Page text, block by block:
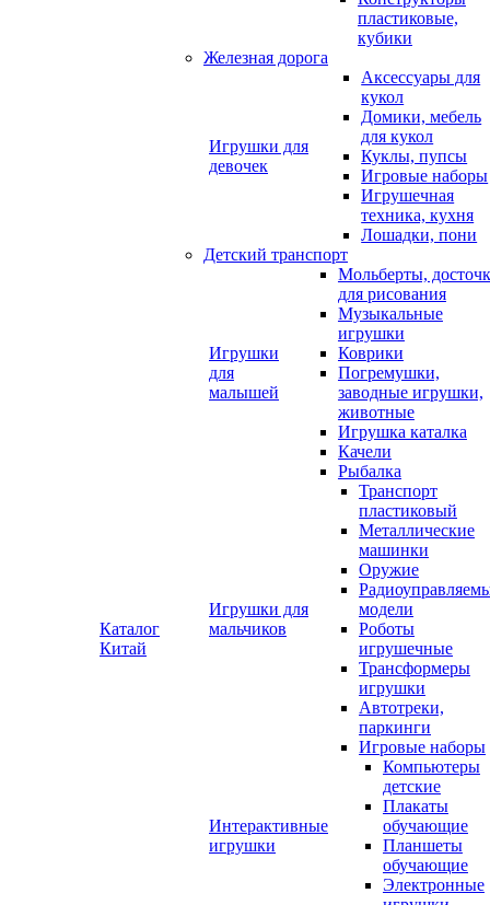
Каталог
Китай
пластиковые,
кубики
Железная дорога
Игрушки для
девочек
Аксессуары для
кукол
Домики, мебель
для кукол
Куклы, пупсы
Игровые наборы
Игрушечная
техника, кухня
Лошадки, пони
Детский транспорт
Игрушки
для
малышей
Мольберты,
для рисования
Музыкальные
игрушки
Коврики
Погремушки,
заводные игрушки,
животные
Игрушка каталка
Качели
Рыбалка
Игрушки для
мальчиков
Транспорт
пластиковый
Металлические
машинки
Оружие
модели
Роботы
игрушечные
Трансформеры
игрушки
Автотреки,
паркинги
Игровые наборы
Интерактивные
игрушки
Компьютеры
детские
Плакаты
обучающие
Планшеты
обучающие
Электронные